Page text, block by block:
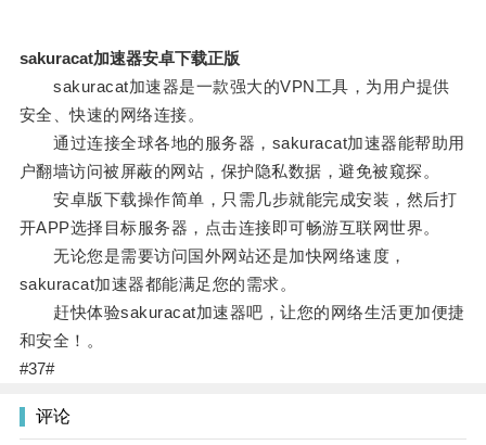
sakuracat加速器安卓下载正版
sakuracat加速器是一款强大的VPN工具，为用户提供
安全、快速的网络连接。
通过连接全球各地的服务器，sakuracat加速器能帮助用
户翻墙访问被屏蔽的网站，保护隐私数据，避免被窥探。
安卓版下载操作简单，只需几步就能完成安装，然后打
开APP选择目标服务器，点击连接即可畅游互联网世界。
无论您是需要访问国外网站还是加快网络速度，
sakuracat加速器都能满足您的需求。
赶快体验sakuracat加速器吧，让您的网络生活更加便捷
和安全！。
#37#
评论